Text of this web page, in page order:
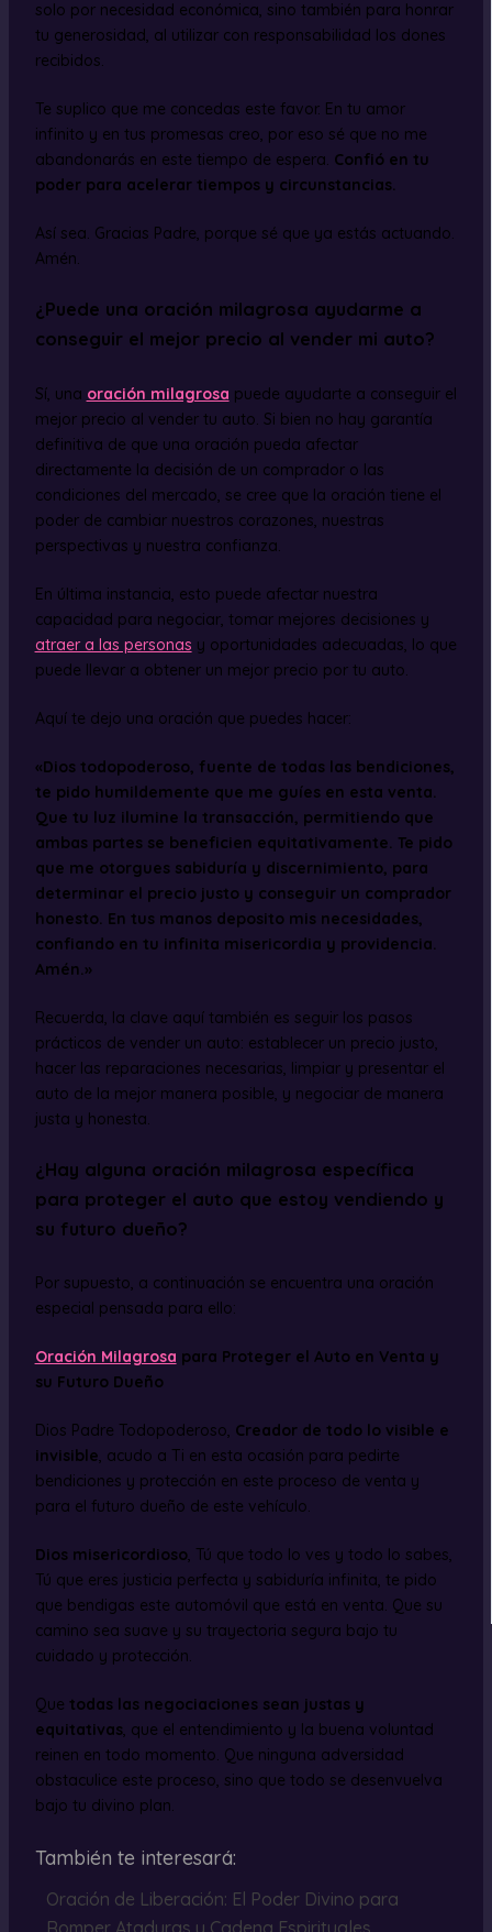
solo por necesidad económica, sino también para honrar
tu generosidad, al utilizar con responsabilidad los dones
recibidos.
Te suplico que me concedas este favor. En tu amor
infinito y en tus promesas creo, por eso sé que no me
abandonarás en este tiempo de espera. Confió en tu
poder para acelerar tiempos y circunstancias.
Así sea. Gracias Padre, porque sé que ya estás actuando.
Amén.
¿Puede una oración milagrosa ayudarme a
conseguir el mejor precio al vender mi auto?
Sí, una oración milagrosa puede ayudarte a conseguir el
mejor precio al vender tu auto. Si bien no hay garantía
definitiva de que una oración pueda afectar
directamente la decisión de un comprador o las
condiciones del mercado, se cree que la oración tiene el
poder de cambiar nuestros corazones, nuestras
perspectivas y nuestra confianza.
En última instancia, esto puede afectar nuestra
capacidad para negociar, tomar mejores decisiones y
atraer a las personas y oportunidades adecuadas, lo que
puede llevar a obtener un mejor precio por tu auto.
Aquí te dejo una oración que puedes hacer:
«Dios todopoderoso, fuente de todas las bendiciones,
te pido humildemente que me guíes en esta venta.
Que tu luz ilumine la transacción, permitiendo que
ambas partes se beneficien equitativamente. Te pido
que me otorgues sabiduría y discernimiento, para
determinar el precio justo y conseguir un comprador
honesto. En tus manos deposito mis necesidades,
confiando en tu infinita misericordia y providencia.
Amén.»
Recuerda, la clave aquí también es seguir los pasos
prácticos de vender un auto: establecer un precio justo,
hacer las reparaciones necesarias, limpiar y presentar el
auto de la mejor manera posible, y negociar de manera
justa y honesta.
¿Hay alguna oración milagrosa específica
para proteger el auto que estoy vendiendo y
su futuro dueño?
Por supuesto, a continuación se encuentra una oración
especial pensada para ello:
Oración Milagrosa para Proteger el Auto en Venta y
su Futuro Dueño
Dios Padre Todopoderoso, Creador de todo lo visible e
invisible, acudo a Ti en esta ocasión para pedirte
bendiciones y protección en este proceso de venta y
para el futuro dueño de este vehículo.
Dios misericordioso, Tú que todo lo ves y todo lo sabes,
Tú que eres justicia perfecta y sabiduría infinita, te pido
que bendigas este automóvil que está en venta. Que su
camino sea suave y su trayectoria segura bajo tu
cuidado y protección.
Que todas las negociaciones sean justas y
equitativas, que el entendimiento y la buena voluntad
reinen en todo momento. Que ninguna adversidad
obstaculice este proceso, sino que todo se desenvuelva
bajo tu divino plan.
También te interesará:
Oración de Liberación: El Poder Divino para